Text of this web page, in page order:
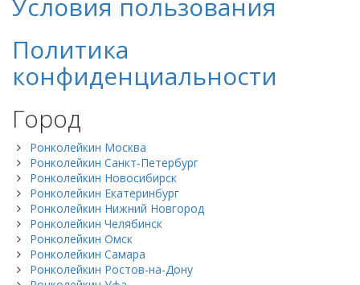
Условия пользования
Политика
конфиденциальности
Город
Ронколейкин Москва
Ронколейкин Санкт-Петербург
Ронколейкин Новосибирск
Ронколейкин Екатеринбург
Ронколейкин Нижний Новгород
Ронколейкин Челябинск
Ронколейкин Омск
Ронколейкин Самара
Ронколейкин Ростов-на-Дону